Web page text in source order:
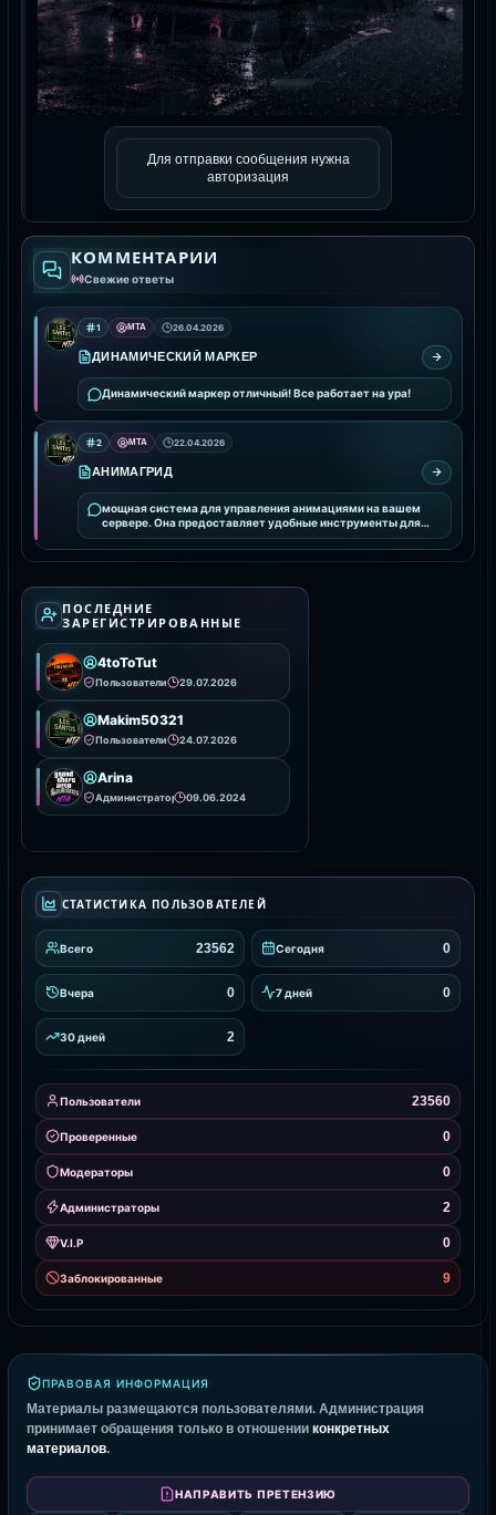
Для отправки сообщения нужна
авторизация
КОММЕНТАРИИ
Свежие ответы
1 MTA 26.04.2026
ДИНАМИЧЕСКИЙ МАРКЕР
Динамический маркер отличный! Все работает на ура!
2 MTA 22.04.2026
АНИМАГРИД
мощная система для управления анимациями на вашем
сервере. Она предоставляет удобные инструменты для
интеграции и настройки анимаций, улучшая визуальное
ПОСЛЕДНИЕ
ЗАРЕГИСТРИРОВАННЫЕ
4toToTut
Пользователи 29.07.2026
Makim50321
Пользователи 24.07.2026
Arina
Администраторы09.06.2024
СТАТИСТИКА ПОЛЬЗОВАТЕЛЕЙ
Всего 23562 Сегодня 0
Вчера 0 7 дней 0
30 дней 2
Пользователи 23560
Проверенные 0
Модераторы 0
Администраторы 2
V.I.P 0
Заблокированные 9
ПРАВОВАЯ ИНФОРМАЦИЯ
Материалы размещаются пользователями. Администрация
принимает обращения только в отношении конкретных
материалов.
НАПРАВИТЬ ПРЕТЕНЗИЮ